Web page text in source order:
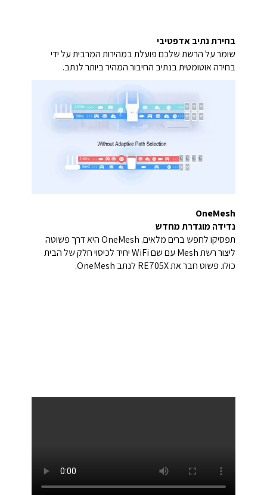
בחירת נתיב אדפטיבי
שומר על הרשת שלכם פועלת במהירות המרבית על ידי
בחירה אוטומטית בנתיב החיבור המהיר ביותר לנתב.
OneMesh
נדידה מוגדרת מחדש
תפסיקו לחפש ברים מלאים. OneMesh היא דרך פשוטה
ליצור רשת Mesh עם שם WiFi יחיד לכיסוי חלק של הבית
כולו. פשוט חבר את RE705X לנתב OneMesh.